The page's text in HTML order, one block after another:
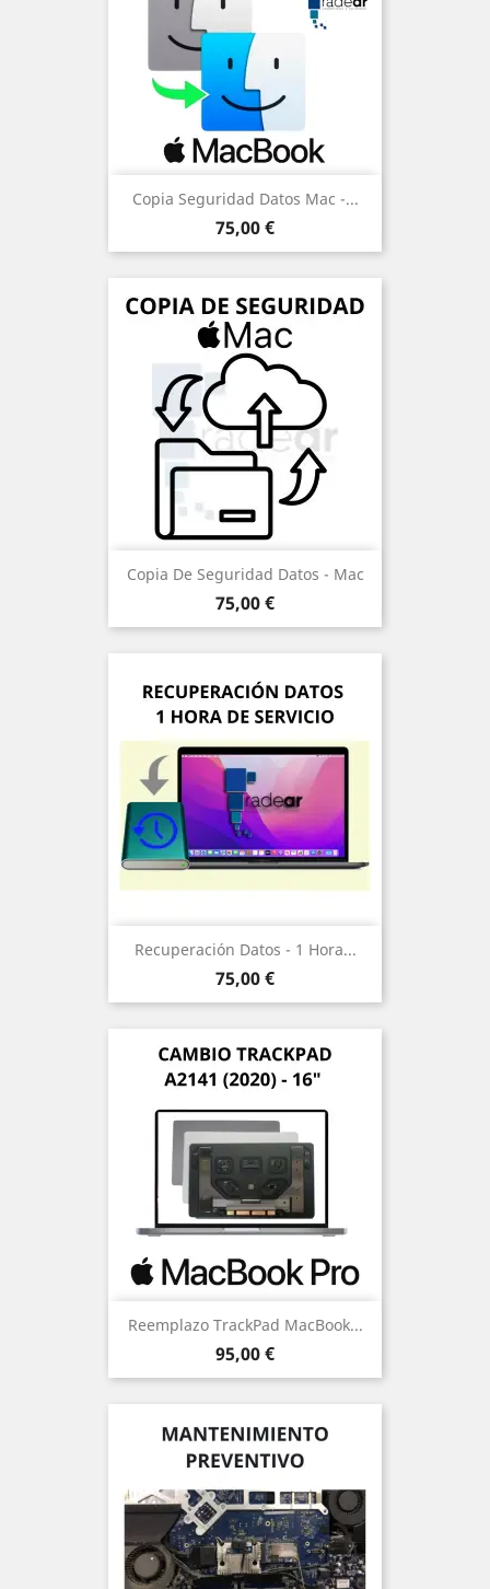
Copia Seguridad Datos Mac -...
Precio
75,00 €
Copia De Seguridad Datos - Mac
Precio
75,00 €
Recuperación Datos - 1 Hora...
Precio
75,00 €
Reemplazo TrackPad MacBook...
Precio
95,00 €